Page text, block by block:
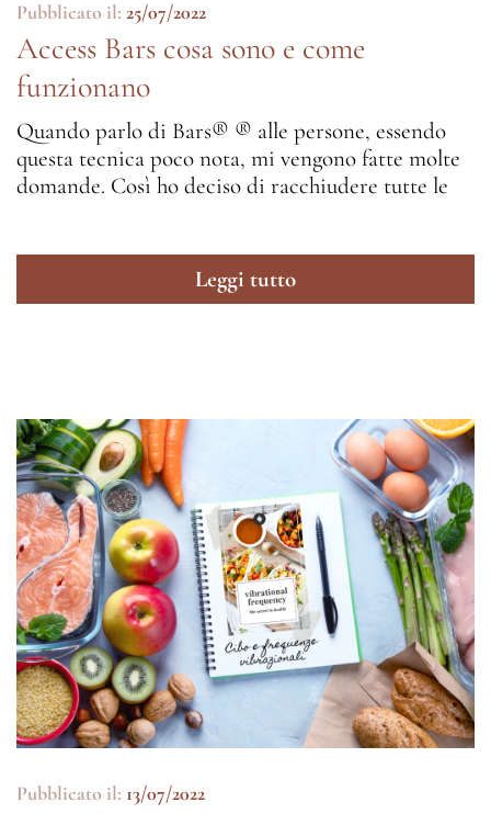
Pubblicato il: 25/07/2022
Access Bars cosa sono e come
funzionano
Quando parlo di Bars® ® alle persone, essendo
questa tecnica poco nota, mi vengono fatte molte
domande. Così ho deciso di racchiudere tutte le
Leggi tutto
Pubblicato il: 13/07/2022